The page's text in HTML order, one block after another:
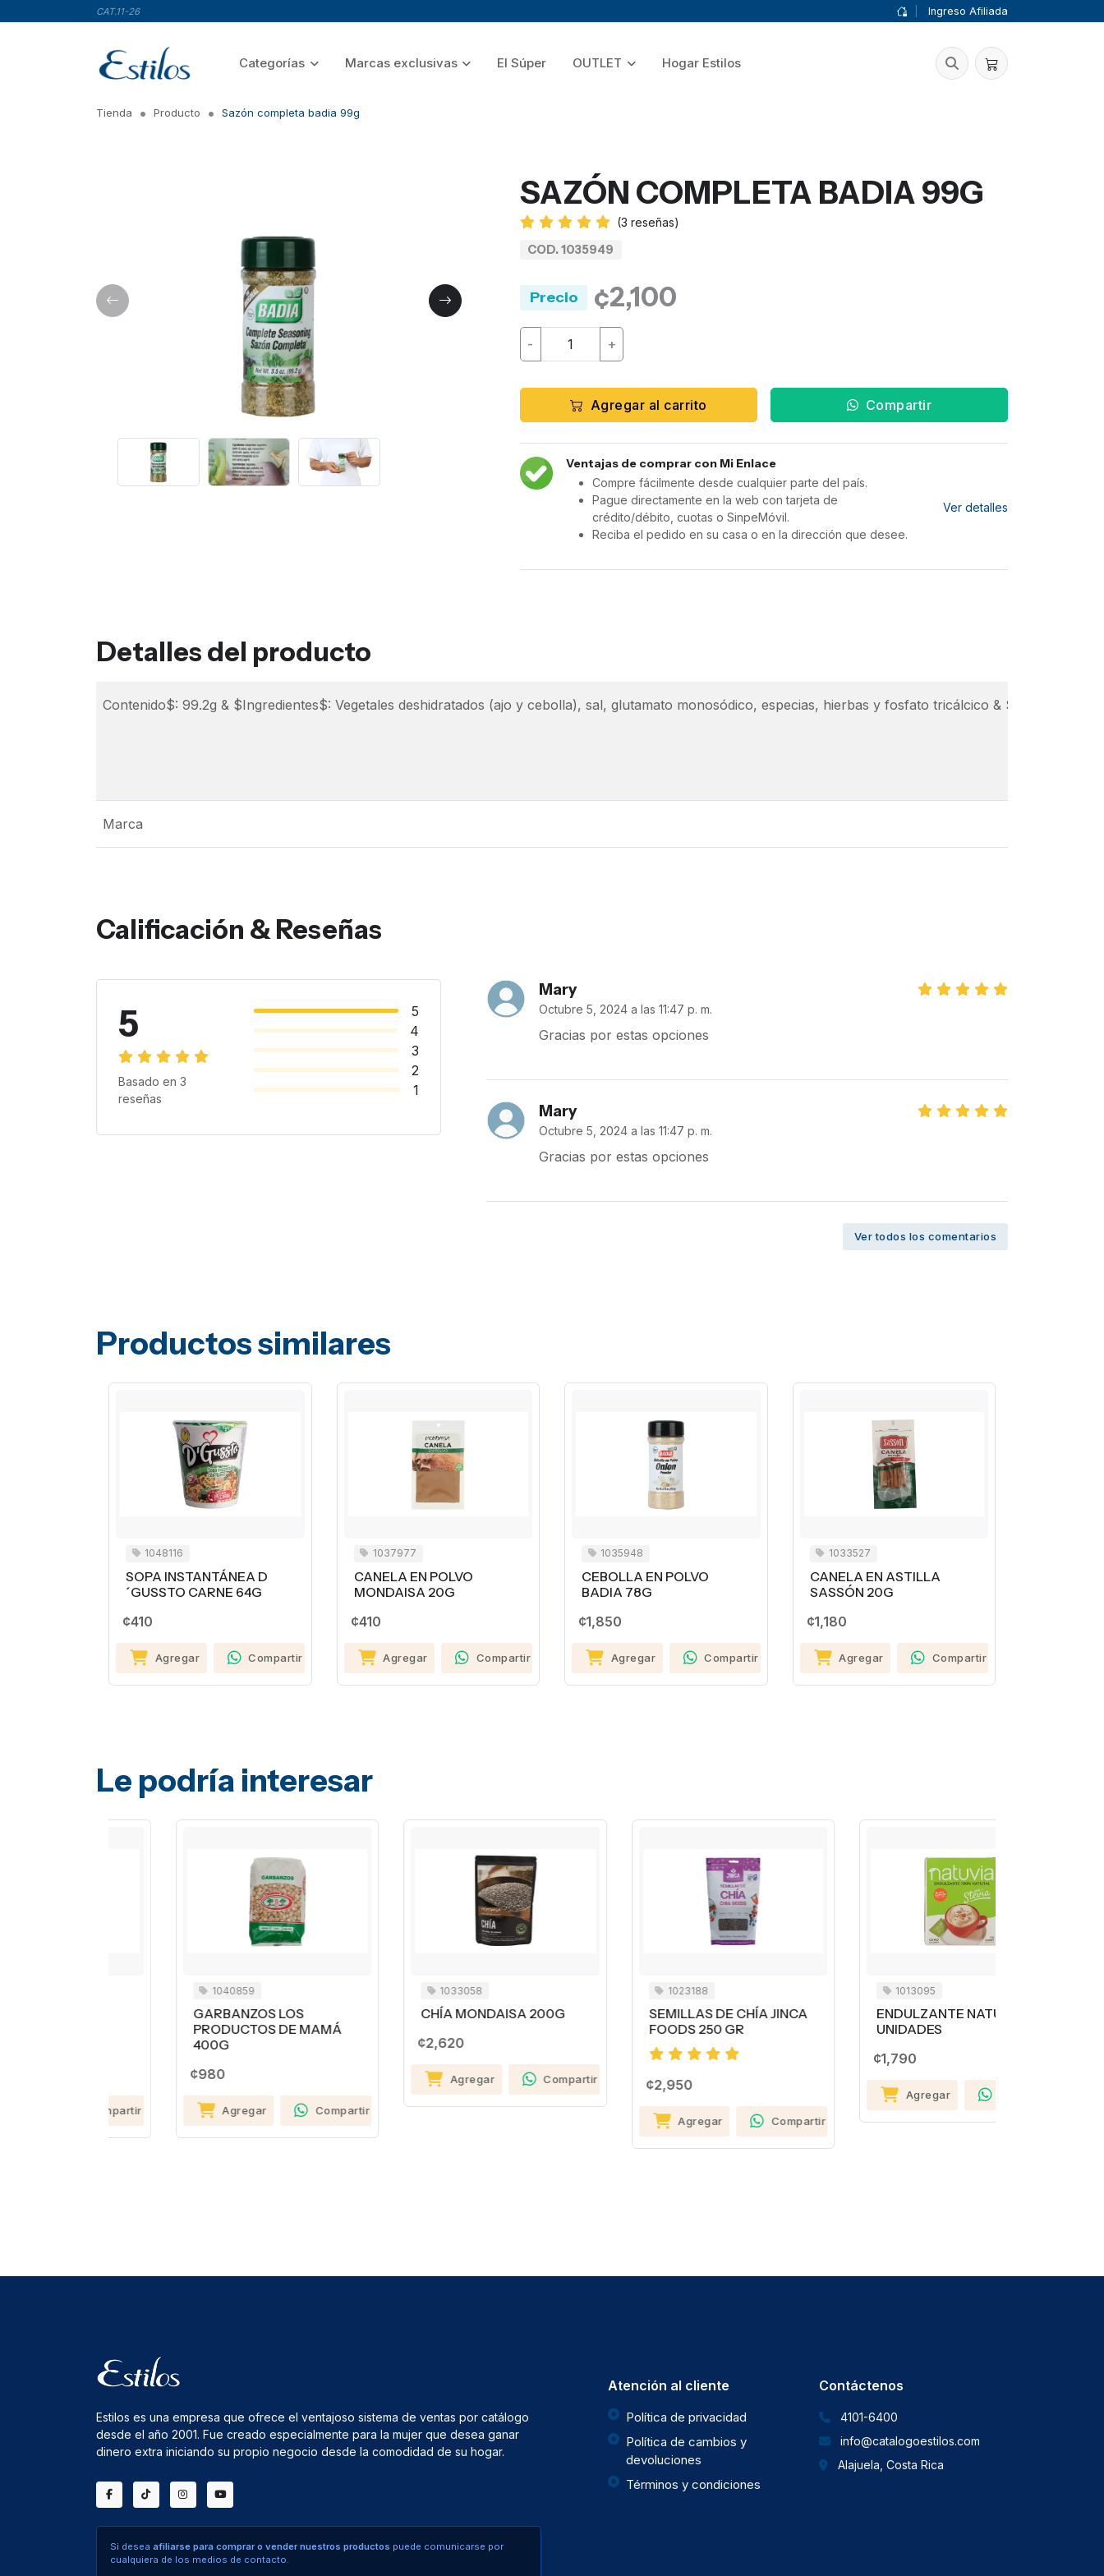
CAT.11-26 Ingreso Afiliada
Categorías Marcas exclusivas El Súper OUTLET Hogar Estilos
Tienda Producto Sazón completa badia 99g
SAZÓN COMPLETA BADIA 99G
(3 reseñas)
COD. 1035949
Precio ¢2,100
- +
Agregar al carrito Compartir
Ventajas de comprar con Mi Enlace
Compre fácilmente desde cualquier parte del país.
Pague directamente en la web con tarjeta de
crédito/débito, cuotas o SinpeMóvil.
Reciba el pedido en su casa o en la dirección que desee.
Ver detalles
Detalles del producto
Contenido$: 99.2g & $Ingredientes$: Vegetales deshidratados (ajo y cebolla), sal, glutamato monosódico, especias, hierbas y fosfato tricálcico & $Descripción
Marca
Calificación & Reseñas
5
Basado en 3
reseñas
5
4
3
2
1
Mary
Octubre 5, 2024 a las 11:47 p. m.
Gracias por estas opciones
Mary
Octubre 5, 2024 a las 11:47 p. m.
Gracias por estas opciones
Ver todos los comentarios
Productos similares
1048116
SOPA INSTANTÁNEA D
´GUSSTO CARNE 64G
¢410
Agregar Compartir
1037977
CANELA EN POLVO
MONDAISA 20G
¢410
Agregar Compartir
1035948
CEBOLLA EN POLVO
BADIA 78G
¢1,850
Agregar Compartir
1033527
CANELA EN ASTILLA
SASSÓN 20G
¢1,180
Agregar Compartir
Le podría interesar
GARBANZOS LOS
PRODUCTOS DE MAMÁ
Compartir
CHÍA MONDAISA 200G
Agregar Compartir
SEMILLAS DE CHÍA JINCA
FOODS 250 GR
¢2,950
Compartir
ENDULZANTE NATUVIA 50
Agregar Compartir
Estilos es una empresa que ofrece el ventajoso sistema de ventas por catálogo
desde el año 2001. Fue creado especialmente para la mujer que desea ganar
dinero extra iniciando su propio negocio desde la comodidad de su hogar.
Si desea afiliarse para comprar o vender nuestros productos puede comunicarse por
cualquiera de los medios de contacto.
Atención al cliente
Política de privacidad
Política de cambios y
devoluciones
Términos y condiciones
Contáctenos
4101-6400
info@catalogoestilos.com
Alajuela, Costa Rica